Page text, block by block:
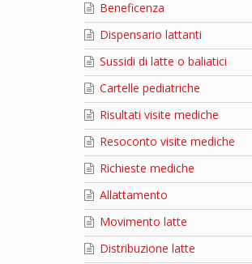
Beneficenza
Dispensario lattanti
Sussidi di latte o baliatici
Cartelle pediatriche
Risultati visite mediche
Resoconto visite mediche
Richieste mediche
Allattamento
Movimento latte
Distribuzione latte